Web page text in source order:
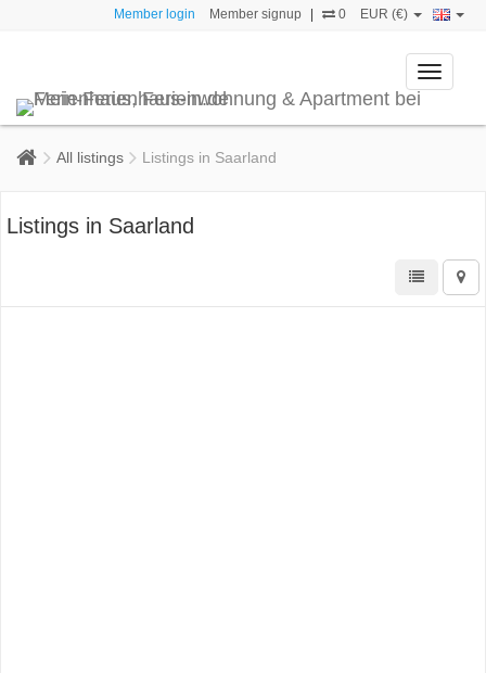
Member login Member signup 0 EUR (€)
Toggle
All listings Listings in Saarland
Listings in Saarland